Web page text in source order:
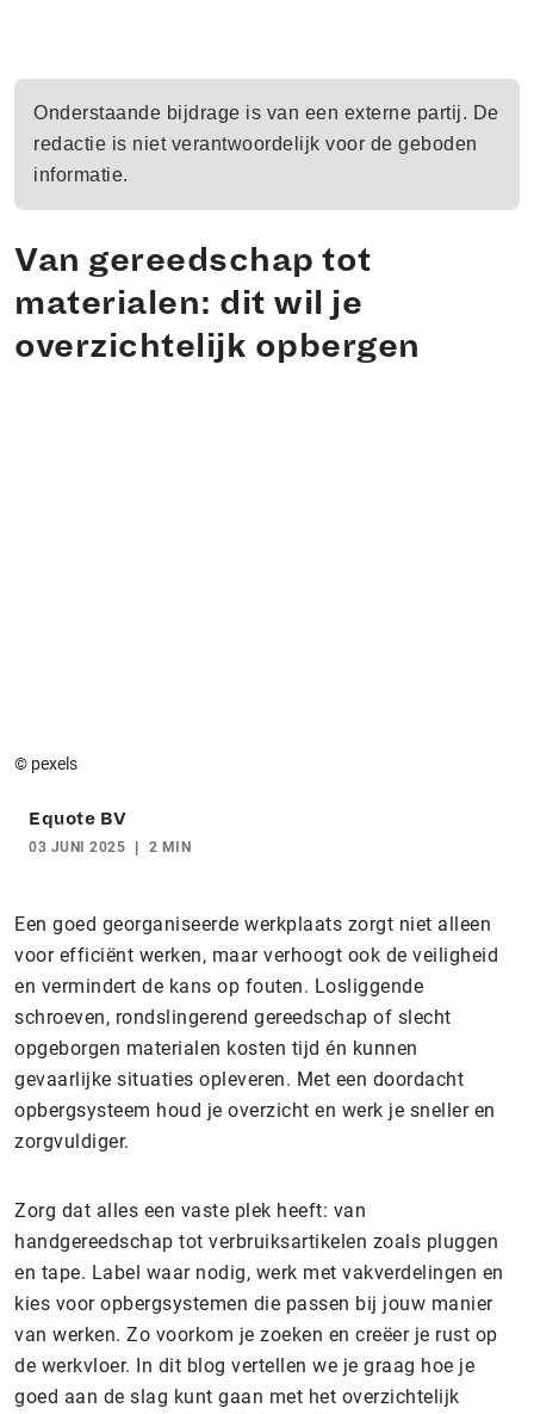
Onderstaande bijdrage is van een externe partij. De
redactie is niet verantwoordelijk voor de geboden
informatie.
Van gereedschap tot
materialen: dit wil je
overzichtelijk opbergen
© pexels
Equote BV
03 JUNI 2025 2 MIN
Een goed georganiseerde werkplaats zorgt niet alleen
voor efficiënt werken, maar verhoogt ook de veiligheid
en vermindert de kans op fouten. Losliggende
schroeven, rondslingerend gereedschap of slecht
opgeborgen materialen kosten tijd én kunnen
gevaarlijke situaties opleveren. Met een doordacht
opbergsysteem houd je overzicht en werk je sneller en
zorgvuldiger.
Zorg dat alles een vaste plek heeft: van
handgereedschap tot verbruiksartikelen zoals pluggen
en tape. Label waar nodig, werk met vakverdelingen en
kies voor opbergsystemen die passen bij jouw manier
van werken. Zo voorkom je zoeken en creëer je rust op
de werkvloer. In dit blog vertellen we je graag hoe je
goed aan de slag kunt gaan met het overzichtelijk